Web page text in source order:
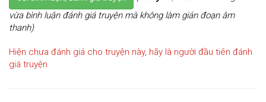
vừa bình luận đánh giá truyện mà không làm gián đoạn âm
thanh)
Hiện chưa đánh giá cho truyện này, hãy là người đầu tiên đánh
giá truyện